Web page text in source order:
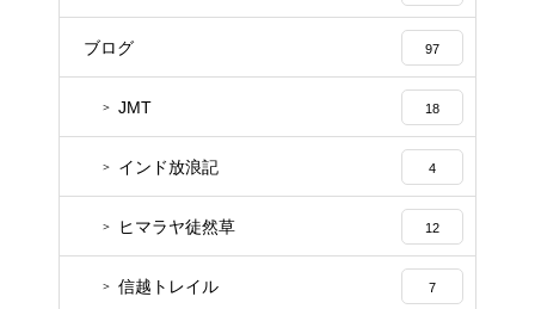
ブログ 97
JMT 18
インド放浪記 4
ヒマラヤ徒然草 12
信越トレイル 7